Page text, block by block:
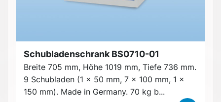
Schubladenschrank BS0710-01
Breite 705 mm, Höhe 1019 mm, Tiefe 736 mm.
9 Schubladen (1 x 50 mm, 7 x 100 mm, 1 x
150 mm). Made in Germany. 70 kg b...